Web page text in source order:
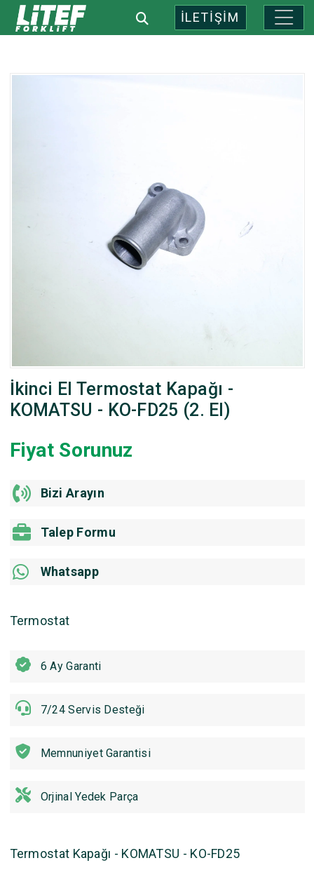
İLETİŞİM
İkinci El Termostat Kapağı -
KOMATSU - KO-FD25 (2. El)
Fiyat Sorunuz
Bizi Arayın
Talep Formu
Whatsapp
Termostat
6 Ay Garanti
7/24 Servis Desteği
Memnuniyet Garantisi
Orjinal Yedek Parça
Termostat Kapağı - KOMATSU - KO-FD25